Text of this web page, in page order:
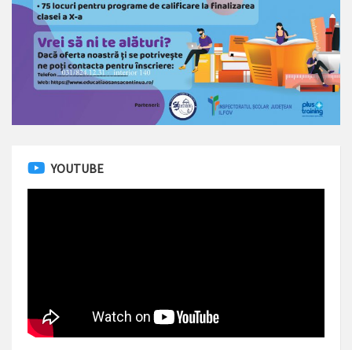
YOUTUBE